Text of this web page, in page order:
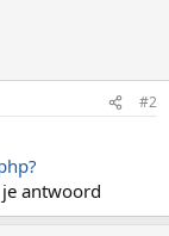
#2
je antwoord